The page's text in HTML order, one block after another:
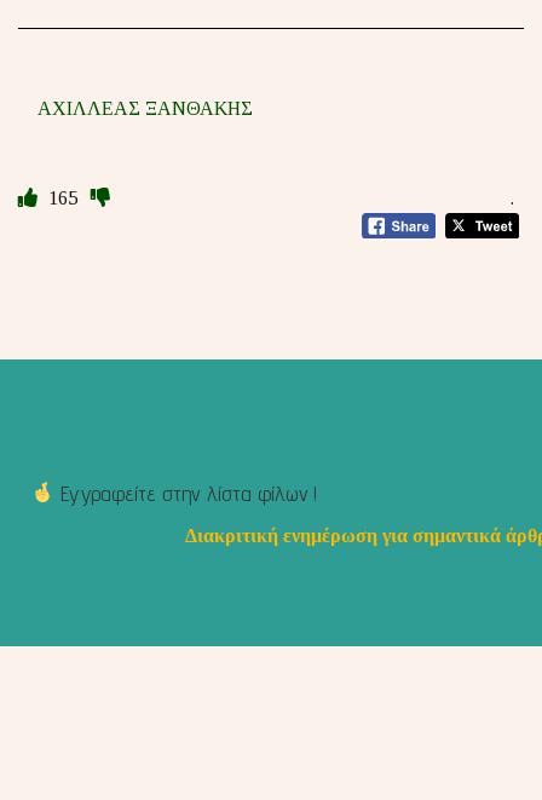
ΑΧΙΛΛΕΑΣ ΞΑΝΘΑΚΗΣ
.
165
Εγγραφείτε στην λίστα φίλων !
Διακριτική ενημέρωση για σημαντικά